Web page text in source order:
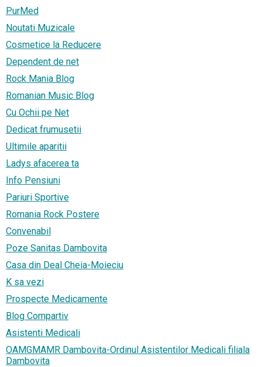
PurMed
Noutati Muzicale
Cosmetice la Reducere
Dependent de net
Rock Mania Blog
Romanian Music Blog
Cu Ochii pe Net
Dedicat frumusetii
Ultimile aparitii
Ladys afacerea ta
Info Pensiuni
Pariuri Sportive
Romania Rock Postere
Convenabil
Poze Sanitas Dambovita
Casa din Deal Cheia-Moieciu
K sa vezi
Prospecte Medicamente
Blog Compartiv
Asistenti Medicali
OAMGMAMR Dambovita-Ordinul Asistentilor Medicali filiala
Dambovita